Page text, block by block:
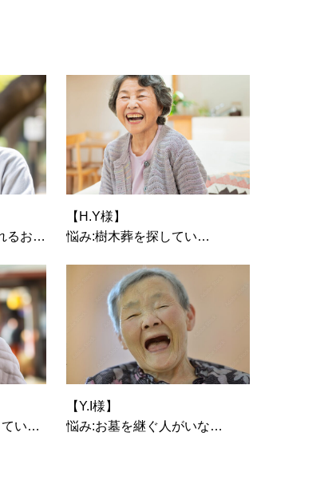
るお墓
【H.Y様】
悩み:樹木葬を探している
いる
【Y.I様】
悩み:お墓を継ぐ人がいない